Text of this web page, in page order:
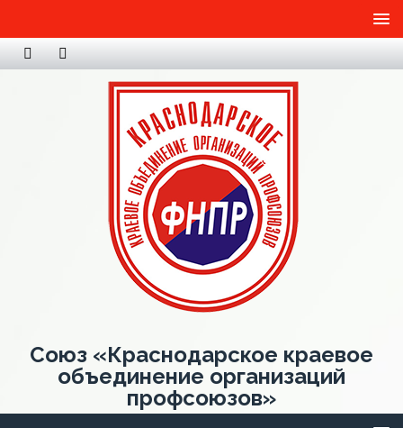
Союз «Краснодарское краевое
объединение организаций
профсоюзов»